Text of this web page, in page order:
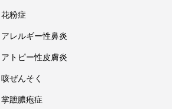
花粉症
アレルギー性鼻炎
アトピー性皮膚炎
咳ぜんそく
掌蹠膿疱症